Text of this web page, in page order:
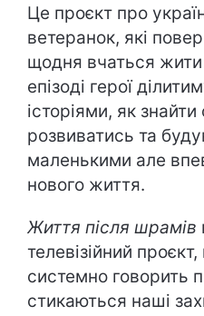
Це проєкт про
ветеранок, які
щодня вчаться
епізоді герої
історіями, як
розвиватись та
маленькими але
нового життя.
Життя після шрамів
телевізійний
системно говорить
стикаються наші